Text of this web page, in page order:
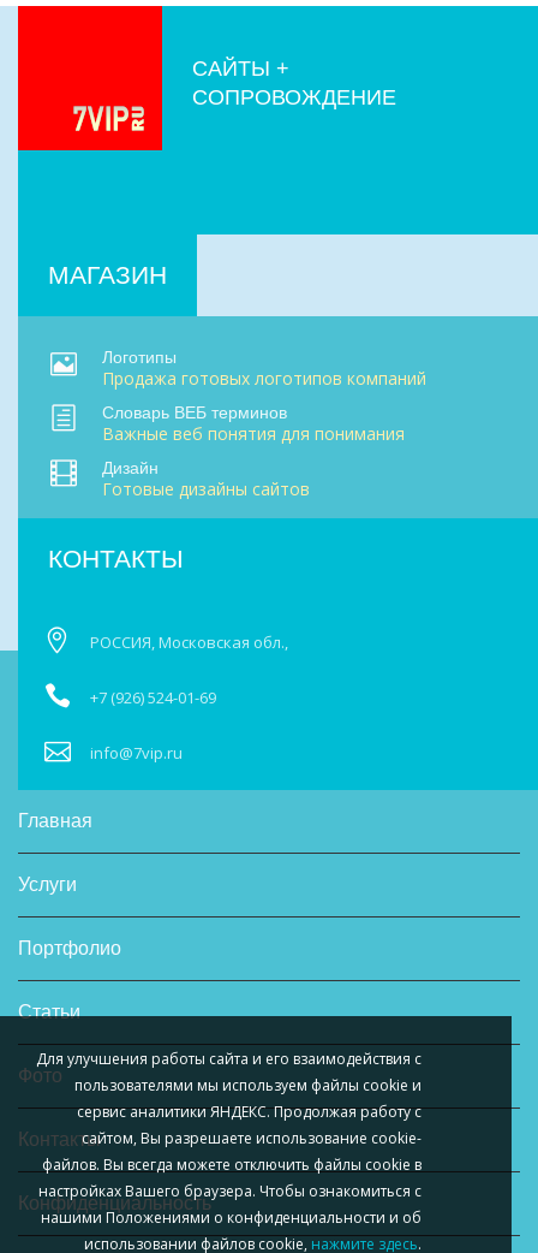
САЙТЫ +
СОПРОВОЖДЕНИЕ
МАГАЗИН
Логотипы
Продажа готовых логотипов компаний
Словарь ВЕБ терминов
Важные веб понятия для понимания
Дизайн
Готовые дизайны сайтов
КОНТАКТЫ
РОССИЯ, Московская обл.,
+7 (926) 524-01-69
info@7vip.ru
Главная
Услуги
Портфолио
Статьи
Фото
Контакты
Конфиденциальность
Для улучшения работы сайта и его взаимодействия с
пользователями мы используем файлы cookie и
сервис аналитики ЯНДЕКС. Продолжая работу с
сайтом, Вы разрешаете использование cookie-
файлов. Вы всегда можете отключить файлы cookie в
настройках Вашего браузера. Чтобы ознакомиться с
нашими Положениями о конфиденциальности и об
использовании файлов cookie, нажмите здесь.